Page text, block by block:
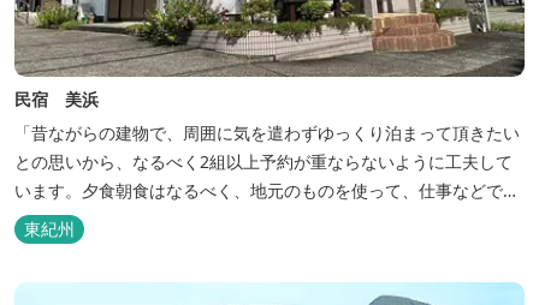
民宿 美浜
「昔ながらの建物で、周囲に気を遣わずゆっくり泊まって頂きたい
との思いから、なるべく2組以上予約が重ならないように工夫して
います。夕食朝食はなるべく、地元のものを使って、仕事などで連
泊の方には日替わりでご用意します。」オーナー様談。もし重なっ
た場合は、ごめんなさい。
東紀州